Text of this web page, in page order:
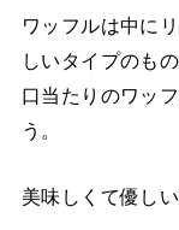
ワッフルは中に
しいタイプのも
口当たりのワッ
う。
美味しくて優し